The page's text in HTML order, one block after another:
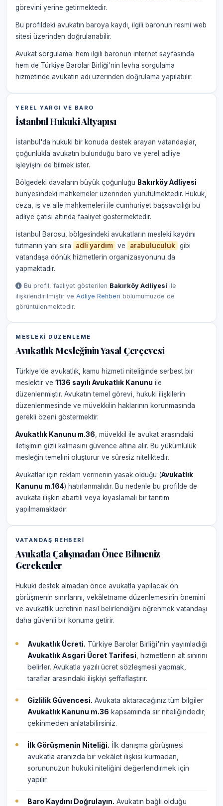
görevini yerine getirmektedir.
Bu profildeki avukatın baroya kaydı, ilgili baronun resmi web
sitesi üzerinden doğrulanabilir.
Avukat sorgulama: hem ilgili baronun internet sayfasında
hem de Türkiye Barolar Birliği'nin levha sorgulama
hizmetinde avukatın adı üzerinden doğrulama yapılabilir.
YEREL YARGI VE BARO
İstanbul Hukuki Altyapısı
İstanbul'da hukuki bir konuda destek arayan vatandaşlar,
çoğunlukla avukatın bulunduğu baro ve yerel adliye
işleyişini de bilmek ister.
Bölgedeki davaların büyük çoğunluğu Bakırköy Adliyesi
bünyesindeki mahkemeler üzerinden yürütülmektedir. Hukuk,
ceza, iş ve aile mahkemeleri ile cumhuriyet başsavcılığı bu
adliye çatısı altında faaliyet göstermektedir.
İstanbul Barosu, bölgesindeki avukatların mesleki kaydını
tutmanın yanı sıra
adli yardım ve arabuluculuk gibi
vatandaşa dönük hizmetlerin organizasyonunu da
yapmaktadır.
Bu profil, faaliyet gösterilen Bakırköy Adliyesi ile
ilişkilendirilmiştir ve Adliye Rehberi bölümümüzde de
görüntülenmektedir.
MESLEKI DÜZENLEME
Avukatlık Mesleğinin Yasal Çerçevesi
Türkiye'de avukatlık, kamu hizmeti niteliğinde serbest bir
meslektir ve 1136 sayılı Avukatlık Kanunu ile
düzenlenmiştir. Avukatın temel görevi, hukuki ilişkilerin
düzenlenmesinde ve müvekkilin haklarının korunmasında
gerekli özeni göstermektir.
Avukatlık Kanunu m.36 , müvekkil ile avukat arasındaki
iletişimin gizli kalmasını güvence altına alır. Bu yükümlülük
mesleğin temelini oluşturur ve süresiz niteliktedir.
Avukatlar için reklam vermenin yasak olduğu (Avukatlık
Kanunu m.164) hatırlanmalıdır. Bu nedenle bu profilde de
avukata ilişkin abartılı veya kıyaslamalı bir tanıtım
yapılmamaktadır.
VATANDAŞ REHBERI
Avukatla Çalışmadan Önce Bilmeniz
Gerekenler
Hukuki destek almadan önce avukatla yapılacak ön
görüşmenin sınırlarını, vekâletname düzenlemesinin önemini
ve avukatlık ücretinin nasıl belirlendiğini öğrenmek vatandaşı
daha güvenli bir konuma getirir.
Avukatlık Ücreti. Türkiye Barolar Birliği'nin yayımladığı
Avukatlık Asgari Ücret Tarifesi , hizmetlerin alt sınırını
belirler. Avukatla yazılı ücret sözleşmesi yapmak,
taraflar arasındaki ilişkiyi şeffaflaştırır.
Gizlilik Güvencesi. Avukata aktaracağınız tüm bilgiler
Avukatlık Kanunu m.36 kapsamında sır niteliğindedir;
çekinmeden anlatabilirsiniz.
İlk Görüşmenin Niteliği. İlk danışma görüşmesi
avukatla aranızda bir vekâlet ilişkisi kurmadan,
sorununuzun hukuki niteliğini değerlendirmek için
yapılır.
Baro Kaydını Doğrulayın. Avukatın bağlı olduğu